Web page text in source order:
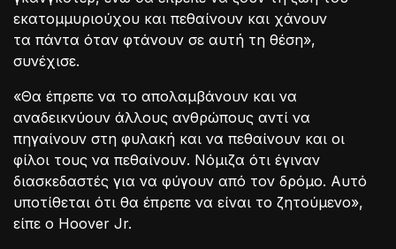
εκατομμυριούχου και πεθαίνουν και χάνουν
τα πάντα όταν φτάνουν σε αυτή τη θέση»,
συνέχισε.
«Θα έπρεπε να το απολαμβάνουν και να
αναδεικνύουν άλλους ανθρώπους αντί να
πηγαίνουν στη φυλακή και να πεθαίνουν και οι
φίλοι τους να πεθαίνουν. Νόμιζα ότι έγιναν
διασκεδαστές για να φύγουν από τον δρόμο. Αυτό
υποτίθεται ότι θα έπρεπε να είναι το ζητούμενο»,
είπε ο Hoover Jr.